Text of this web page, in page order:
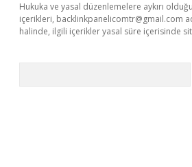
Hukuka ve yasal düzenlemelere aykırı
içerikleri, backlinkpanelicomtr@gmail.com
halinde, ilgili içerikler yasal süre içerisinde